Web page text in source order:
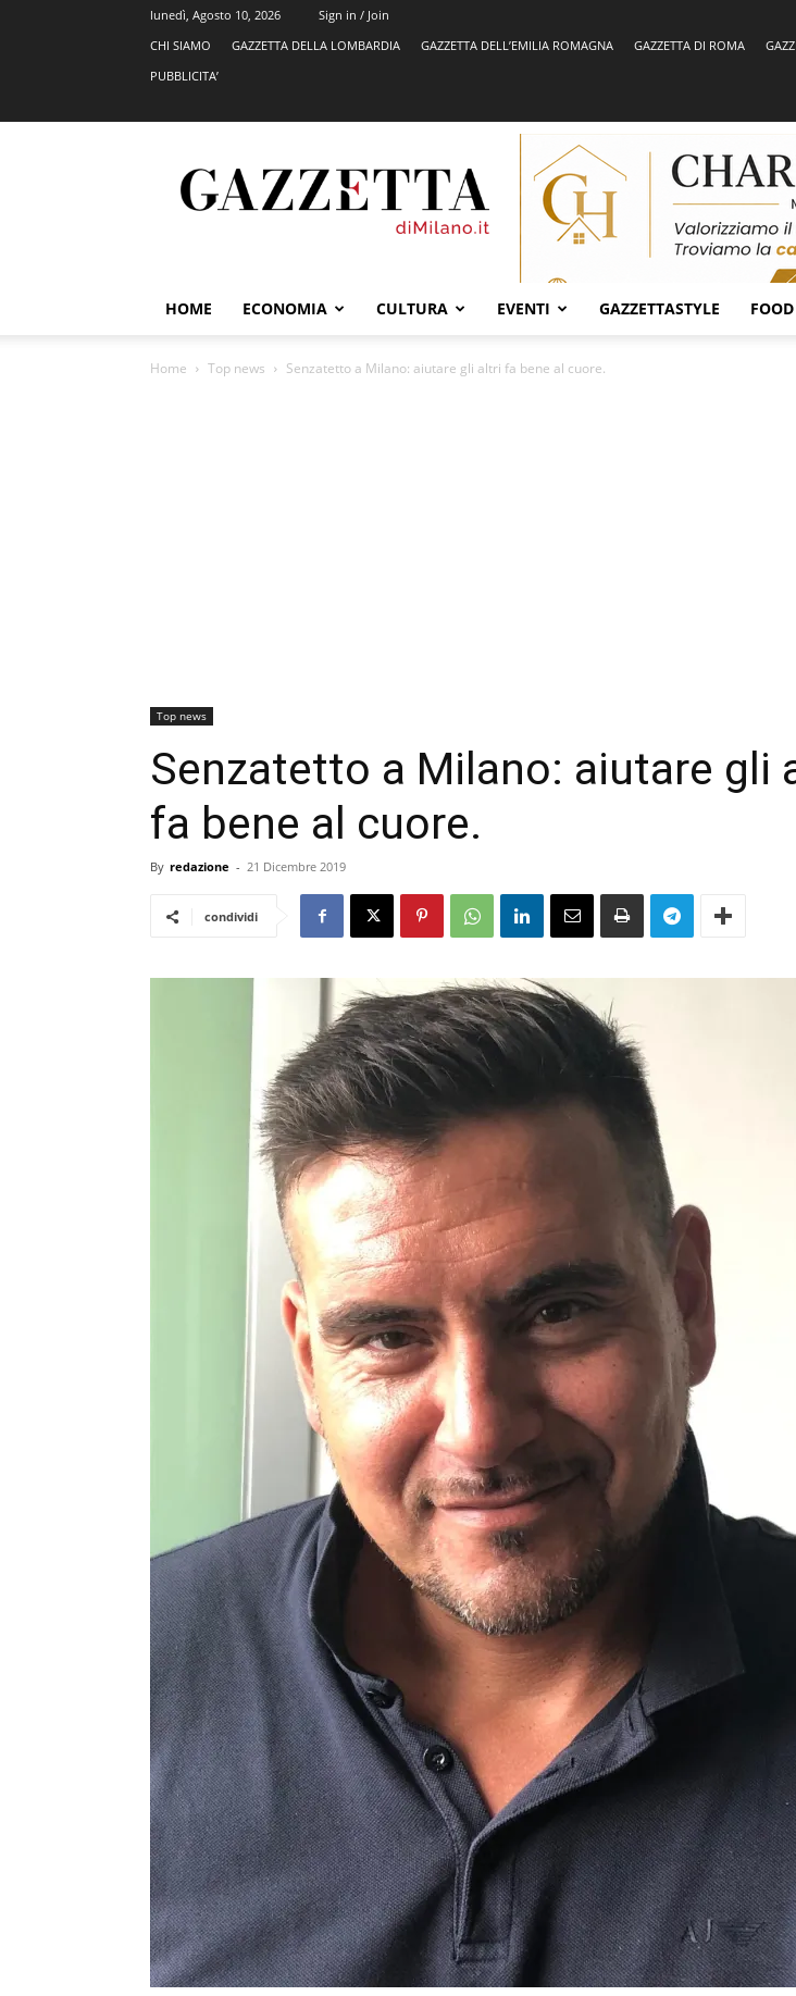
lunedì, Agosto 10, 2026
Sign in / Join
CHI SIAMO
GAZZETTA DELLA LOMBARDIA GAZZETTA DELL’EMILIA ROMAGNA GAZZETTA DI ROMA
PUBBLICITA’
HOME ECONOMIA CULTURA EVENTI GAZZETTASTYLE FOOD
Home Top news Senzatetto a Milano: aiutare gli altri fa bene al cuore.
Top news
Senzatetto a Milano: aiutare gli
fa bene al cuore.
By redazione - 21 Dicembre 2019
condividi